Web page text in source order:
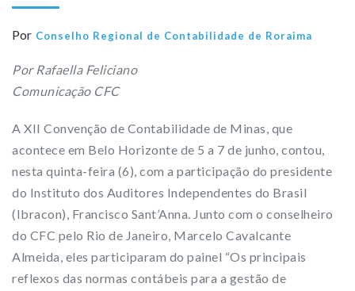
Por Conselho Regional de Contabilidade de Roraima
Por Rafaella Feliciano
Comunicação CFC
A XII Convenção de Contabilidade de Minas, que
acontece em Belo Horizonte de 5 a 7 de junho, contou,
nesta quinta-feira (6), com a participação do presidente
do Instituto dos Auditores Independentes do Brasil
(Ibracon), Francisco Sant’Anna. Junto com o conselheiro
do CFC pelo Rio de Janeiro, Marcelo Cavalcante
Almeida, eles participaram do painel “Os principais
reflexos das normas contábeis para a gestão de